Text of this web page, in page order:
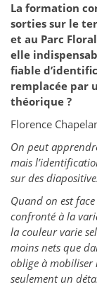
La formation
sorties sur le
et au Parc
elle
fiable
remplacée par
théorique ?
Florence
On peut
mais
sur des
Quand on est
confronté à la
la couleur varie
moins nets que
oblige à mobiliser
seulement un